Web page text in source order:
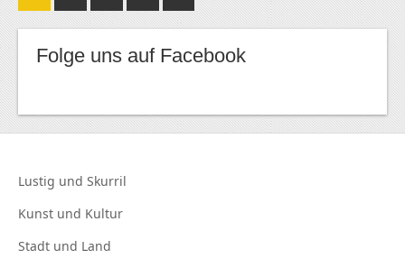
Folge uns auf Facebook
Lustig und Skurril
Kunst und Kultur
Stadt und Land